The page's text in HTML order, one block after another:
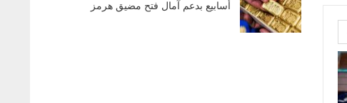
أسابيع بدعم آمال فتح مضيق هرمز